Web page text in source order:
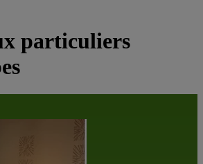
particuliers